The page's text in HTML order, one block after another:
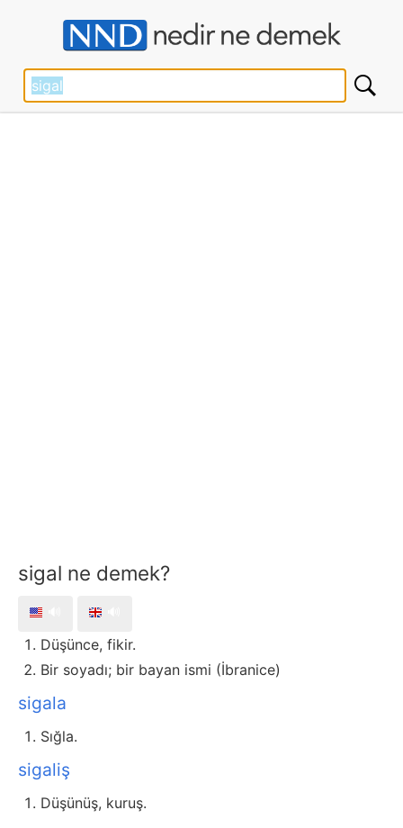
sigal ne demek?
Düşünce, fikir.
Bir soyadı; bir bayan ismi (İbranice)
sigala
Sığla.
sigaliş
Düşünüş, kuruş.